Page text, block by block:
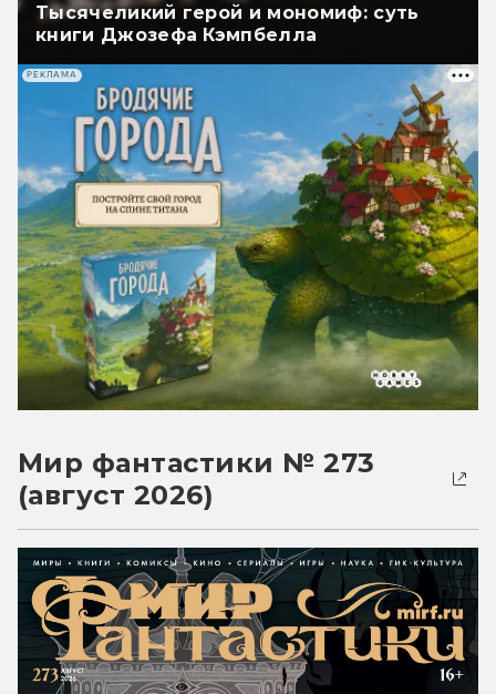
Тысячеликий герой и мономиф: суть
книги Джозефа Кэмпбелла
РЕКЛАМА
Мир фантастики № 273
(август 2026)